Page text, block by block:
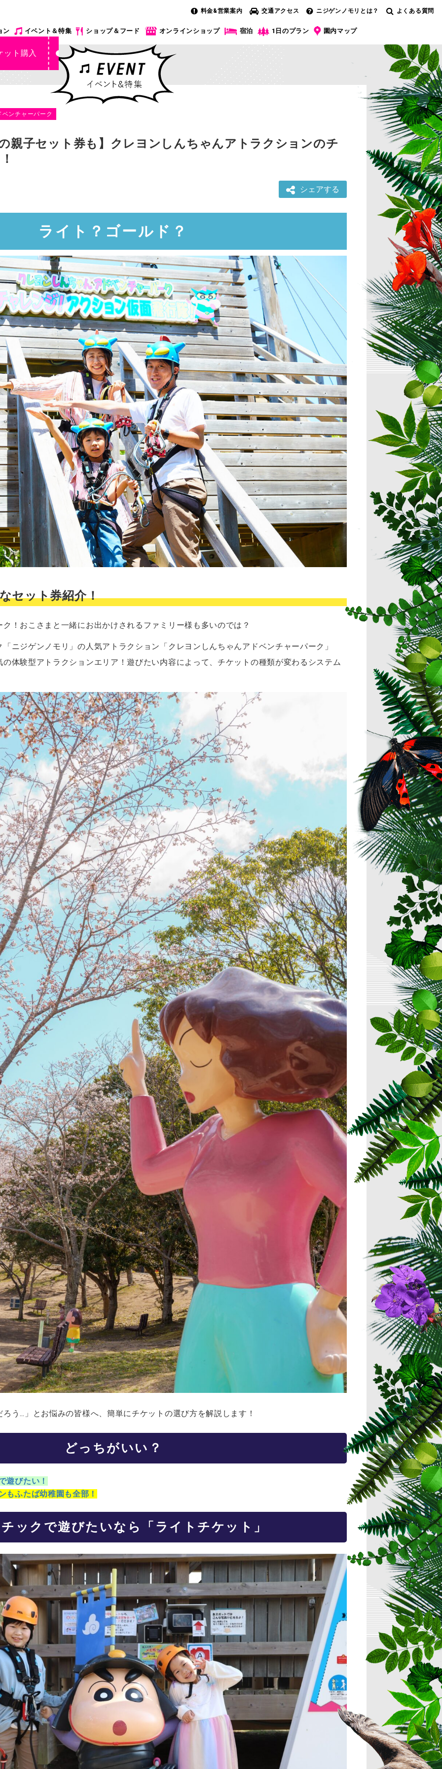
料金&営業案内 交通アクセス ニジゲンノモリとは？ よくある質問
ン イベント＆特集 ショップ＆フード オンラインショップ 宿泊 1日のプラン 園内マップ
ット購入
ンチャーパーク
親子セット券も】クレヨンしんちゃんアトラクションのチ
シェアする
ライト？ゴールド？
セット券紹介！
！おこさまと一緒にお出かけされるファミリー様も多いのでは？
ニジゲンノモリ」の人気アトラクション「クレヨンしんちゃんアドベンチャーパーク」
体験型アトラクションエリア！遊びたい内容によって、チケットの種類が変わるシステム
う…」とお悩みの皆様へ、簡単にチケットの選び方を解説します！
どっちがいい？
遊びたい！
もふたば幼稚園も全部！
ックで遊びたいなら「ライトチケット」